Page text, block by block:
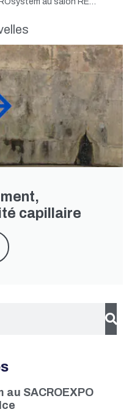
capillaire
au SACROEXPO